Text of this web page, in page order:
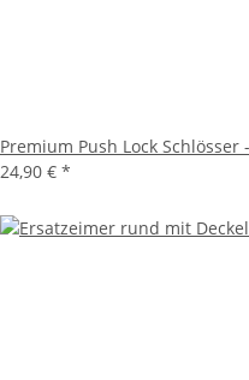
Premium Push Lock
24,90 € *